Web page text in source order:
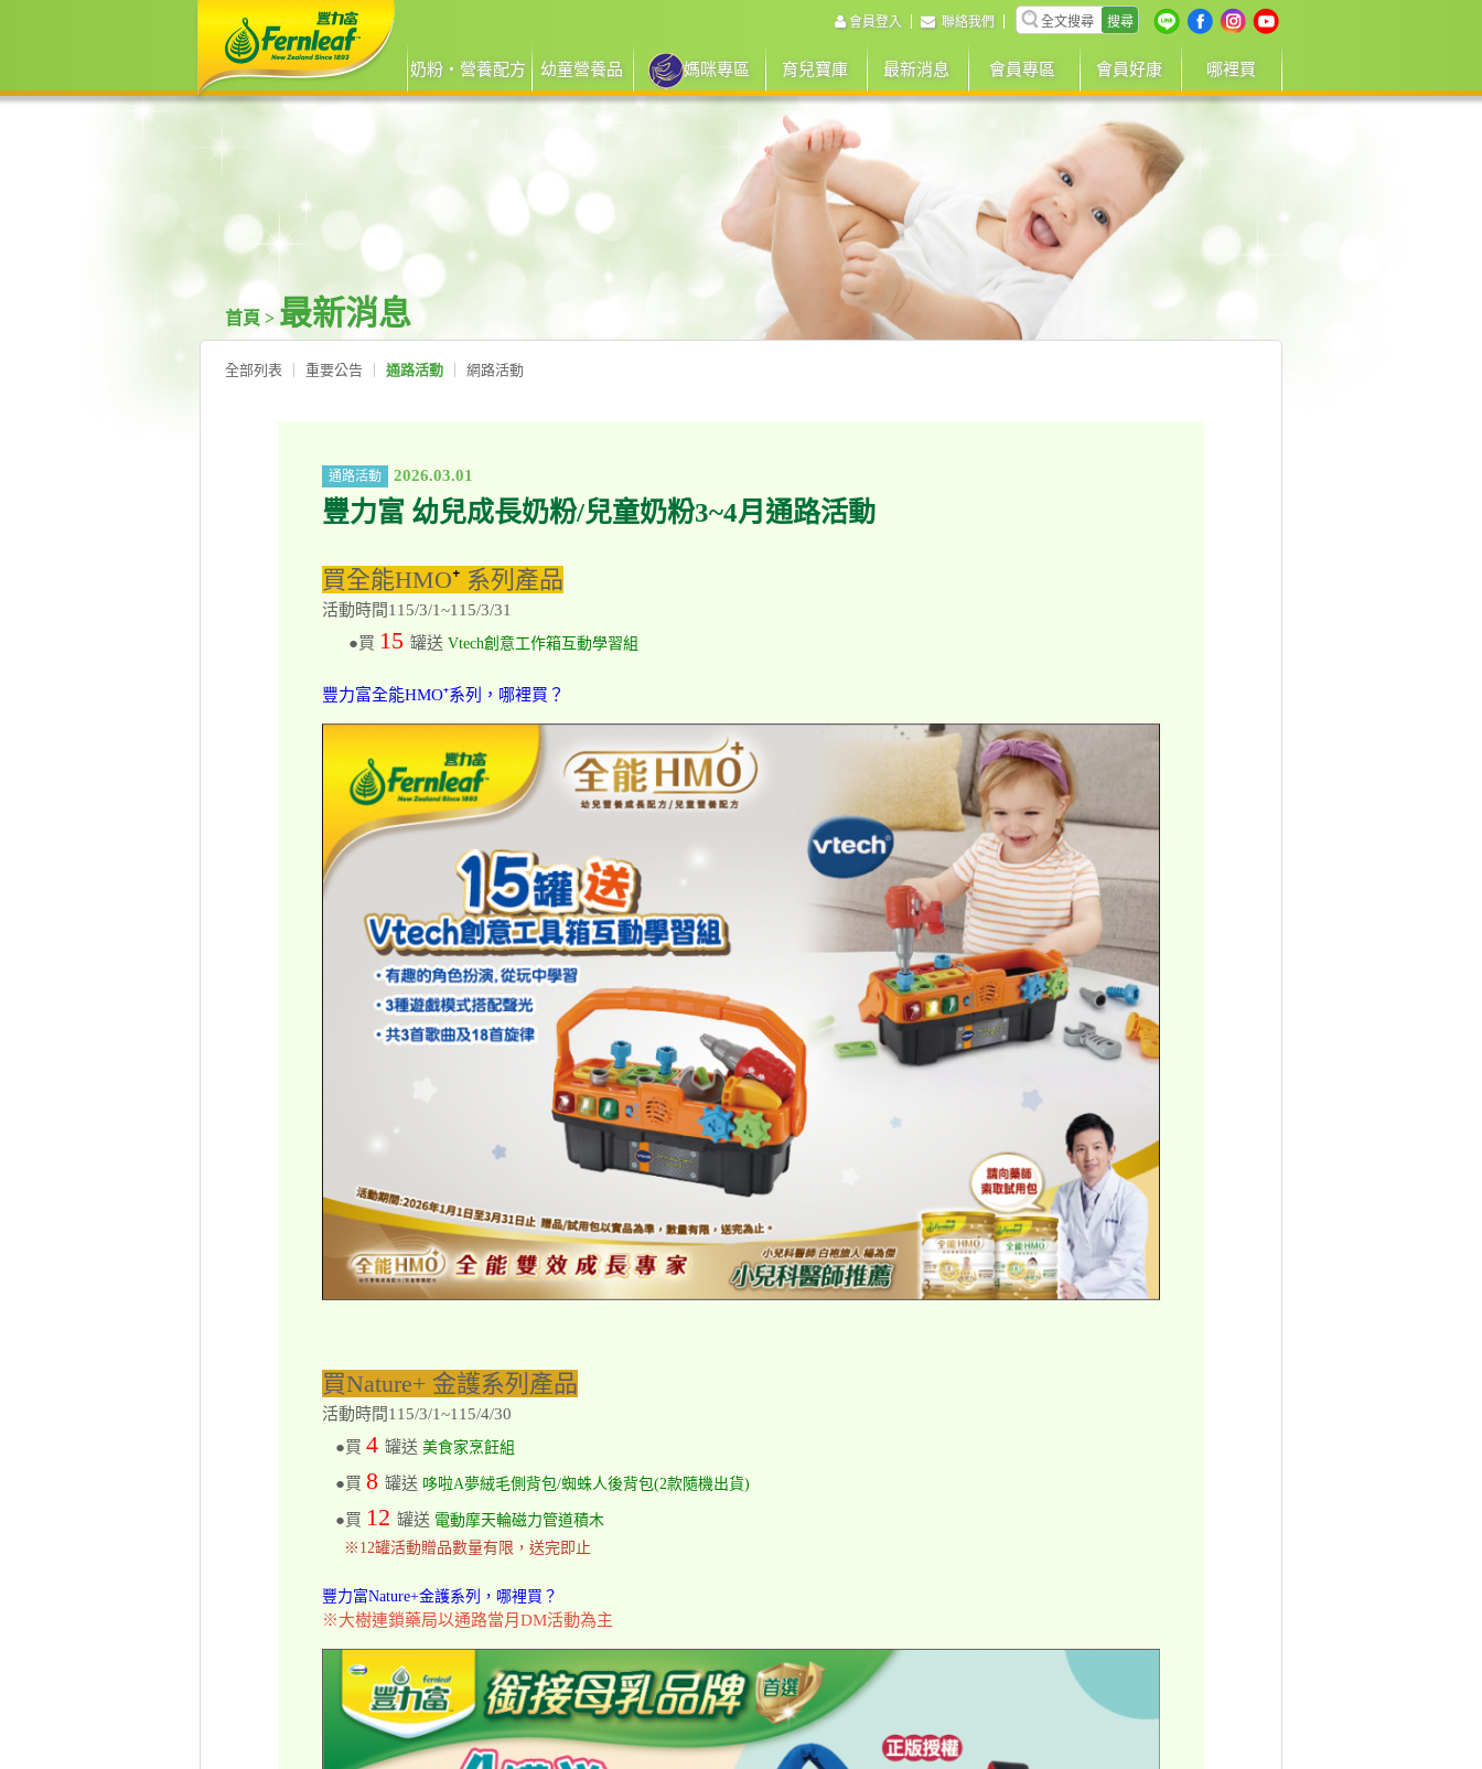
會員登入 聯絡我們 搜尋
奶粉‧營養配方 幼童營養品 媽咪專區 育兒寶庫 最新消息 會員專區 會員好康 哪裡買
首頁 > 最新消息
全部列表 重要公告 通路活動 網路活動
通路活動 2026.03.01
豐力富 幼兒成長奶粉/兒童奶粉3~4月通路活動
買全能HMO⁺ 系列產品
活動時間115/3/1~115/3/31
●買 15 罐送 Vtech創意工作箱互動學習組
豐力富全能HMO⁺系列，哪裡買？
買Nature+ 金護系列產品
活動時間115/3/1~115/4/30
●買 4 罐送 美食家烹飪組
●買 8 罐送 哆啦A夢絨毛側背包/蜘蛛人後背包(2款隨機出貨)
●買 12 罐送 電動摩天輪磁力管道積木
※12罐活動贈品數量有限，送完即止
豐力富Nature+金護系列，哪裡買？
※大樹連鎖藥局以通路當月DM活動為主